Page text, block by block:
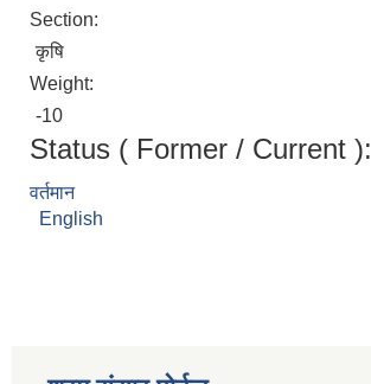
Section:
कृषि
Weight:
-10
Status ( Former / Current ):
वर्तमान
English